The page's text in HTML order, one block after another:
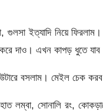
গুলসা ইত্যাদি নিয়ে
দাও। এখন কাপড় ধুতে
বসলাম। মেইল চেক
লম্বা, সোনালি রং,